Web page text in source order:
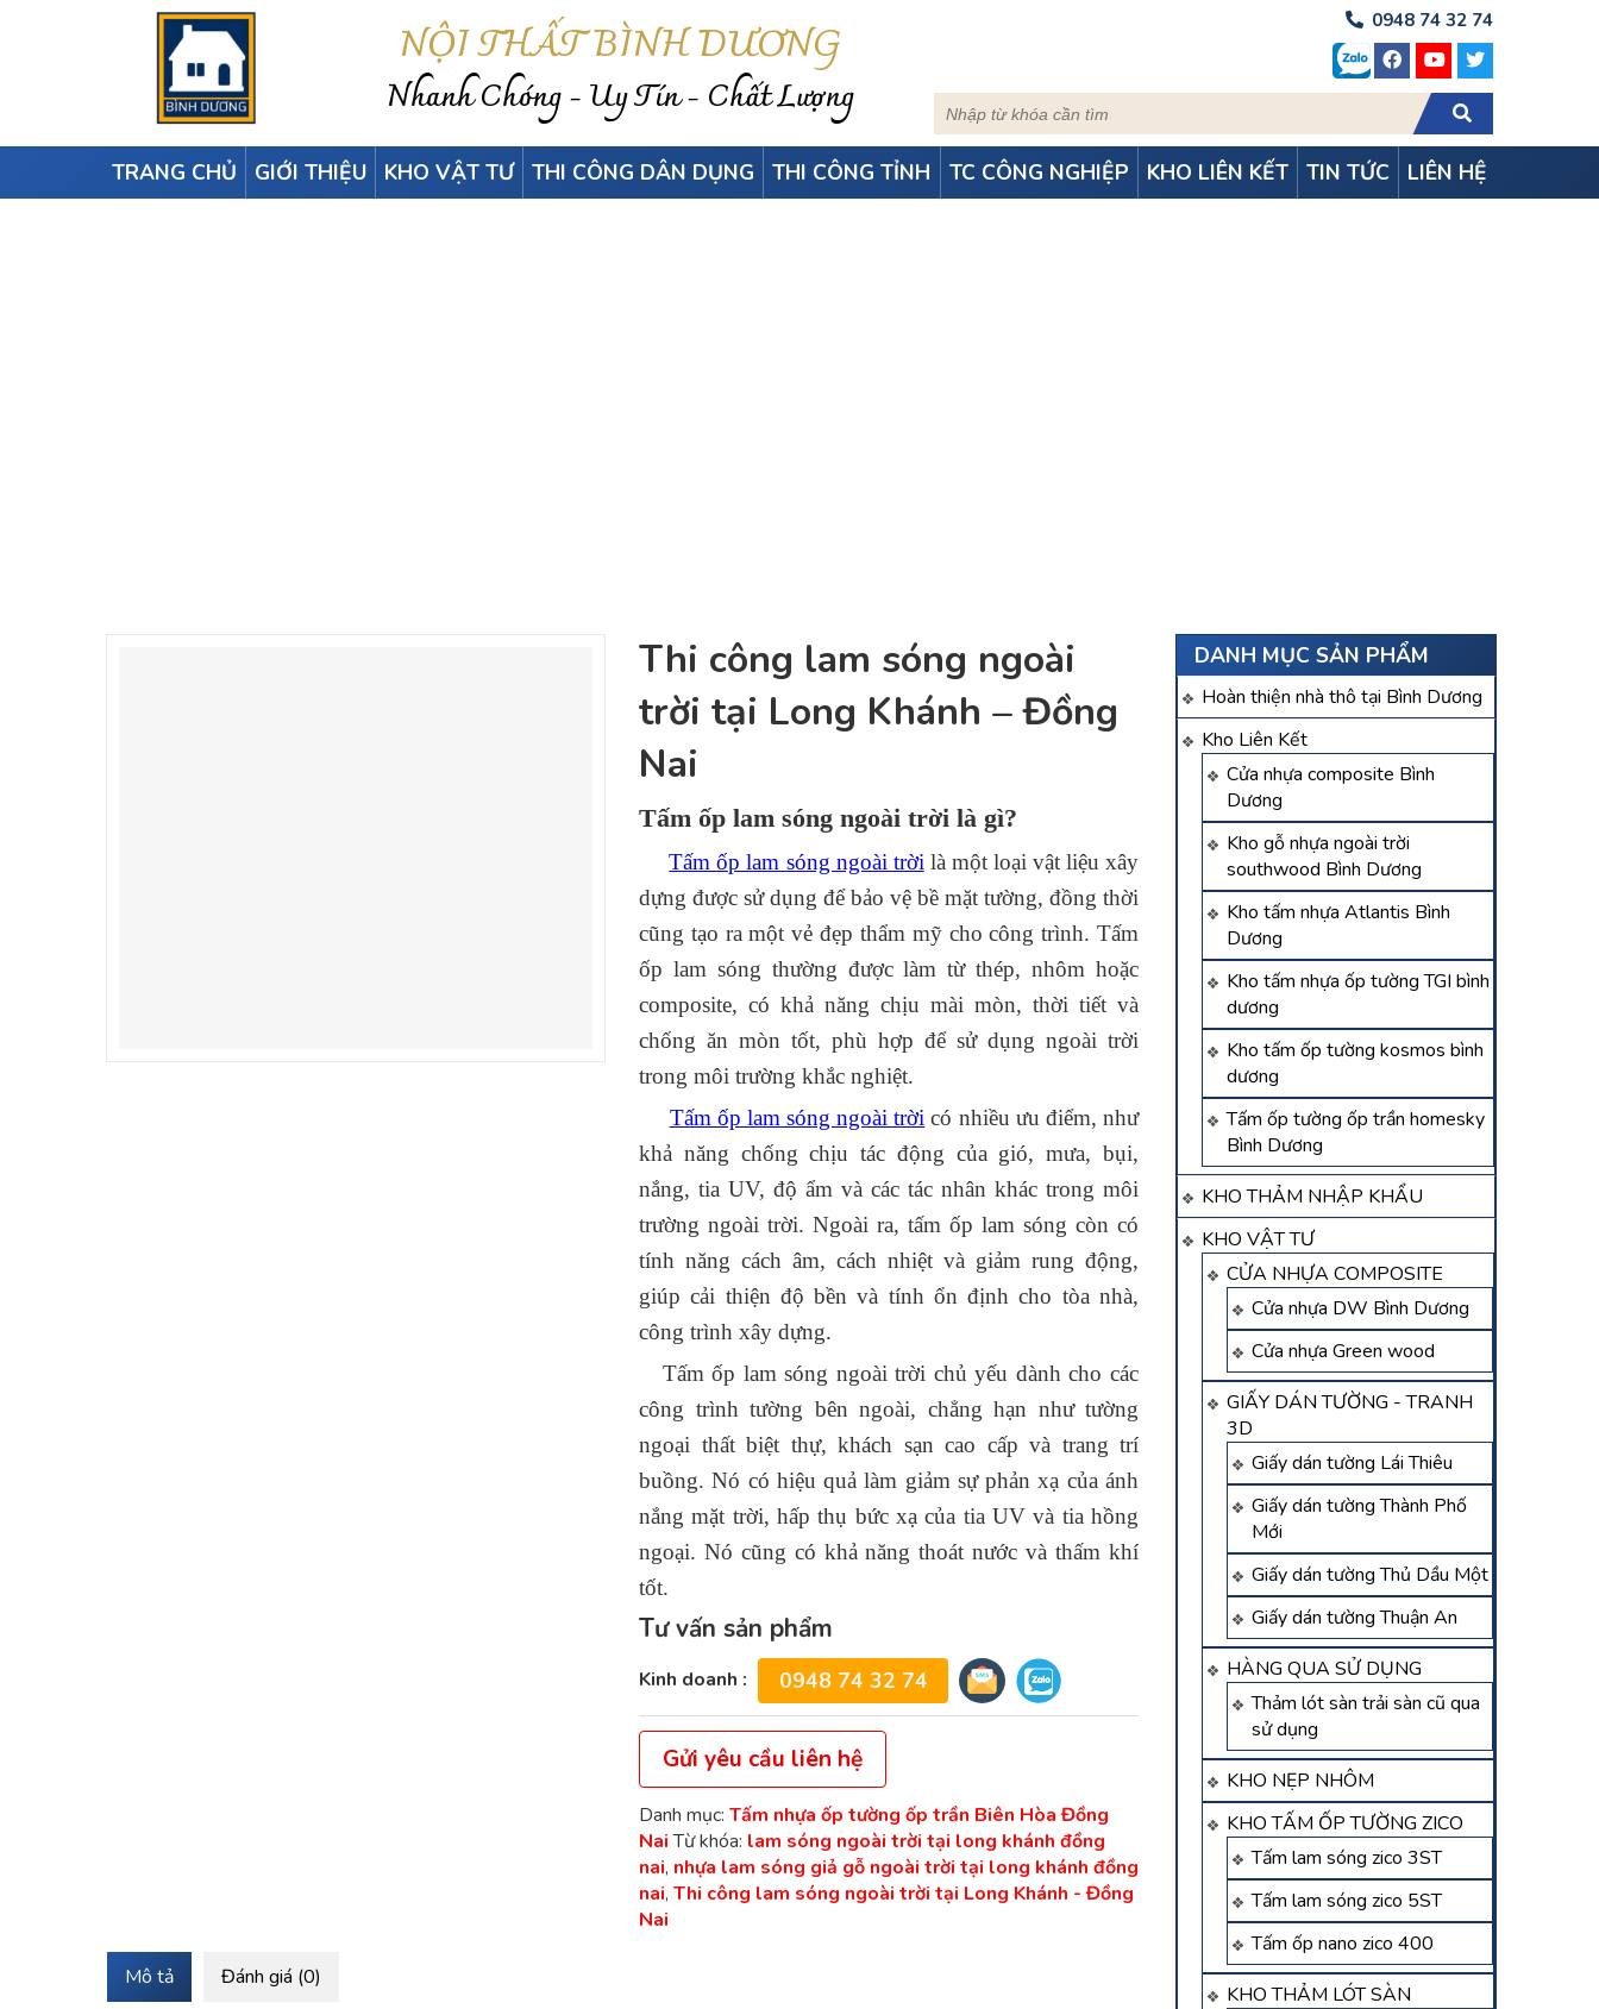
NỘI THẤT BÌNH DƯƠNG
Nhanh Chóng - Uy Tín - Chất Lượng
0948 74 32 74
TRANG CHỦ GIỚI THIỆU KHO VẬT TƯ THI CÔNG DÂN DỤNG THI CÔNG TỈNH TC CÔNG NGHIỆP KHO LIÊN KẾT TIN TỨC LIÊN HỆ
DANH MỤC SẢN PHẨM
Hoàn thiện nhà thô tại Bình Dương
Kho Liên Kết
Cửa nhựa composite Bình
Dương
Kho gỗ nhựa ngoài trời
southwood Bình Dương
Kho tấm nhựa Atlantis Bình
Dương
Kho tấm nhựa ốp tường TGI bình
dương
Kho tấm ốp tường kosmos bình
dương
Tấm ốp tường ốp trần homesky
Bình Dương
KHO THẢM NHẬP KHẨU
KHO VẬT TƯ
CỬA NHỰA COMPOSITE
Cửa nhựa DW Bình Dương
Cửa nhựa Green wood
GIẤY DÁN TƯỜNG - TRANH
3D
Giấy dán tường Lái Thiêu
Giấy dán tường Thành Phố
Mới
Giấy dán tường Thủ Dầu Một
Giấy dán tường Thuận An
HÀNG QUA SỬ DỤNG
Thảm lót sàn trải sàn cũ qua
sử dụng
KHO NẸP NHÔM
KHO TẤM ỐP TƯỜNG ZICO
Tấm lam sóng zico 3ST
Tấm lam sóng zico 5ST
Tấm ốp nano zico 400
KHO THẢM LÓT SÀN
Thi công lam sóng ngoài
trời tại Long Khánh – Đồng
Nai
Tấm ốp lam sóng ngoài trời là gì?
Tấm ốp lam sóng ngoài trời là một loại vật liệu xây
dựng được sử dụng để bảo vệ bề mặt tường, đồng thời
cũng tạo ra một vẻ đẹp thẩm mỹ cho công trình. Tấm
ốp lam sóng thường được làm từ thép, nhôm hoặc
composite, có khả năng chịu mài mòn, thời tiết và
chống ăn mòn tốt, phù hợp để sử dụng ngoài trời
trong môi trường khắc nghiệt.
Tấm ốp lam sóng ngoài trời có nhiều ưu điểm, như
khả năng chống chịu tác động của gió, mưa, bụi,
nắng, tia UV, độ ẩm và các tác nhân khác trong môi
trường ngoài trời. Ngoài ra, tấm ốp lam sóng còn có
tính năng cách âm, cách nhiệt và giảm rung động,
giúp cải thiện độ bền và tính ổn định cho tòa nhà,
công trình xây dựng.
Tấm ốp lam sóng ngoài trời chủ yếu dành cho các
công trình tường bên ngoài, chẳng hạn như tường
ngoại thất biệt thự, khách sạn cao cấp và trang trí
buồng. Nó có hiệu quả làm giảm sự phản xạ của ánh
nắng mặt trời, hấp thụ bức xạ của tia UV và tia hồng
ngoại. Nó cũng có khả năng thoát nước và thấm khí
tốt.
Tư vấn sản phẩm
Kinh doanh : 0948 74 32 74
Gửi yêu cầu liên hệ
Danh mục: Tấm nhựa ốp tường ốp trần Biên Hòa Đồng
Nai Từ khóa: lam sóng ngoài trời tại long khánh đồng
nai, nhựa lam sóng giả gỗ ngoài trời tại long khánh đồng
nai, Thi công lam sóng ngoài trời tại Long Khánh - Đồng
Nai
Mô tả Đánh giá (0)